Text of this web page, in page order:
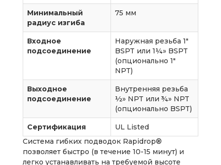
Минимальный
радиус изгиба
75 мм
Входное
подсоединение
Наружная резьба 1″
BSPT или 1¼» BSPT
(опционально 1″
NPT)
Выходное
подсоединение
Внутренняя резьба
½» NPT или ¾» NPT
(опционально BSPT)
Сертификация
UL Listed
Система гибких подводок Rapidrop®
позволяет быстро (в течение 10-15 минут) и
легко устанавливать на требуемой высоте